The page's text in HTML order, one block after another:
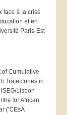
face à la crise
et en
Paris-Est
of Cumulative
Trajectories in
Lisbon
for African
(‘CEsA